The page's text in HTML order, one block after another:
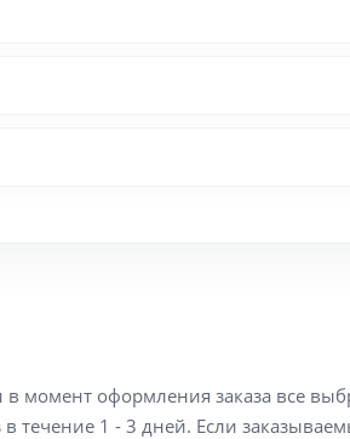
в момент оформления заказа все
1 - 3 дней. Если